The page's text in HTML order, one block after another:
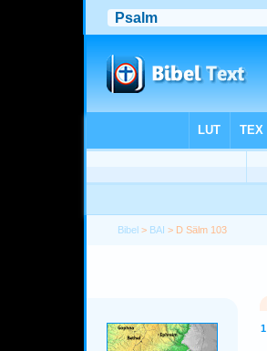
Bibel > BAI > D Sälm 103
1